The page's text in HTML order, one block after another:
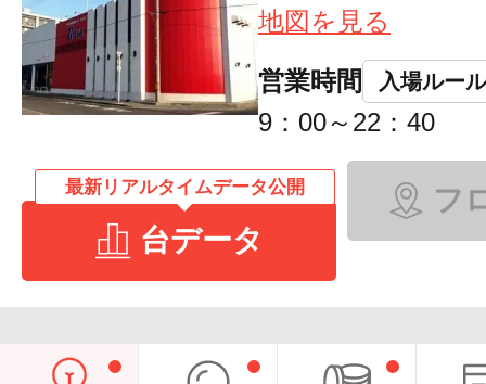
地図を見る
営業時間 入場ルール
9：00～22：40
最新リアルタイムデータ公開
台データ
フ